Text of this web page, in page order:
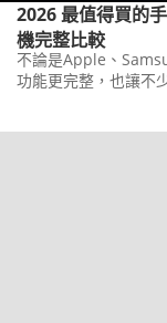
2026 最值得買的
機完整比較
不論是Apple、
功能更完整，也讓不